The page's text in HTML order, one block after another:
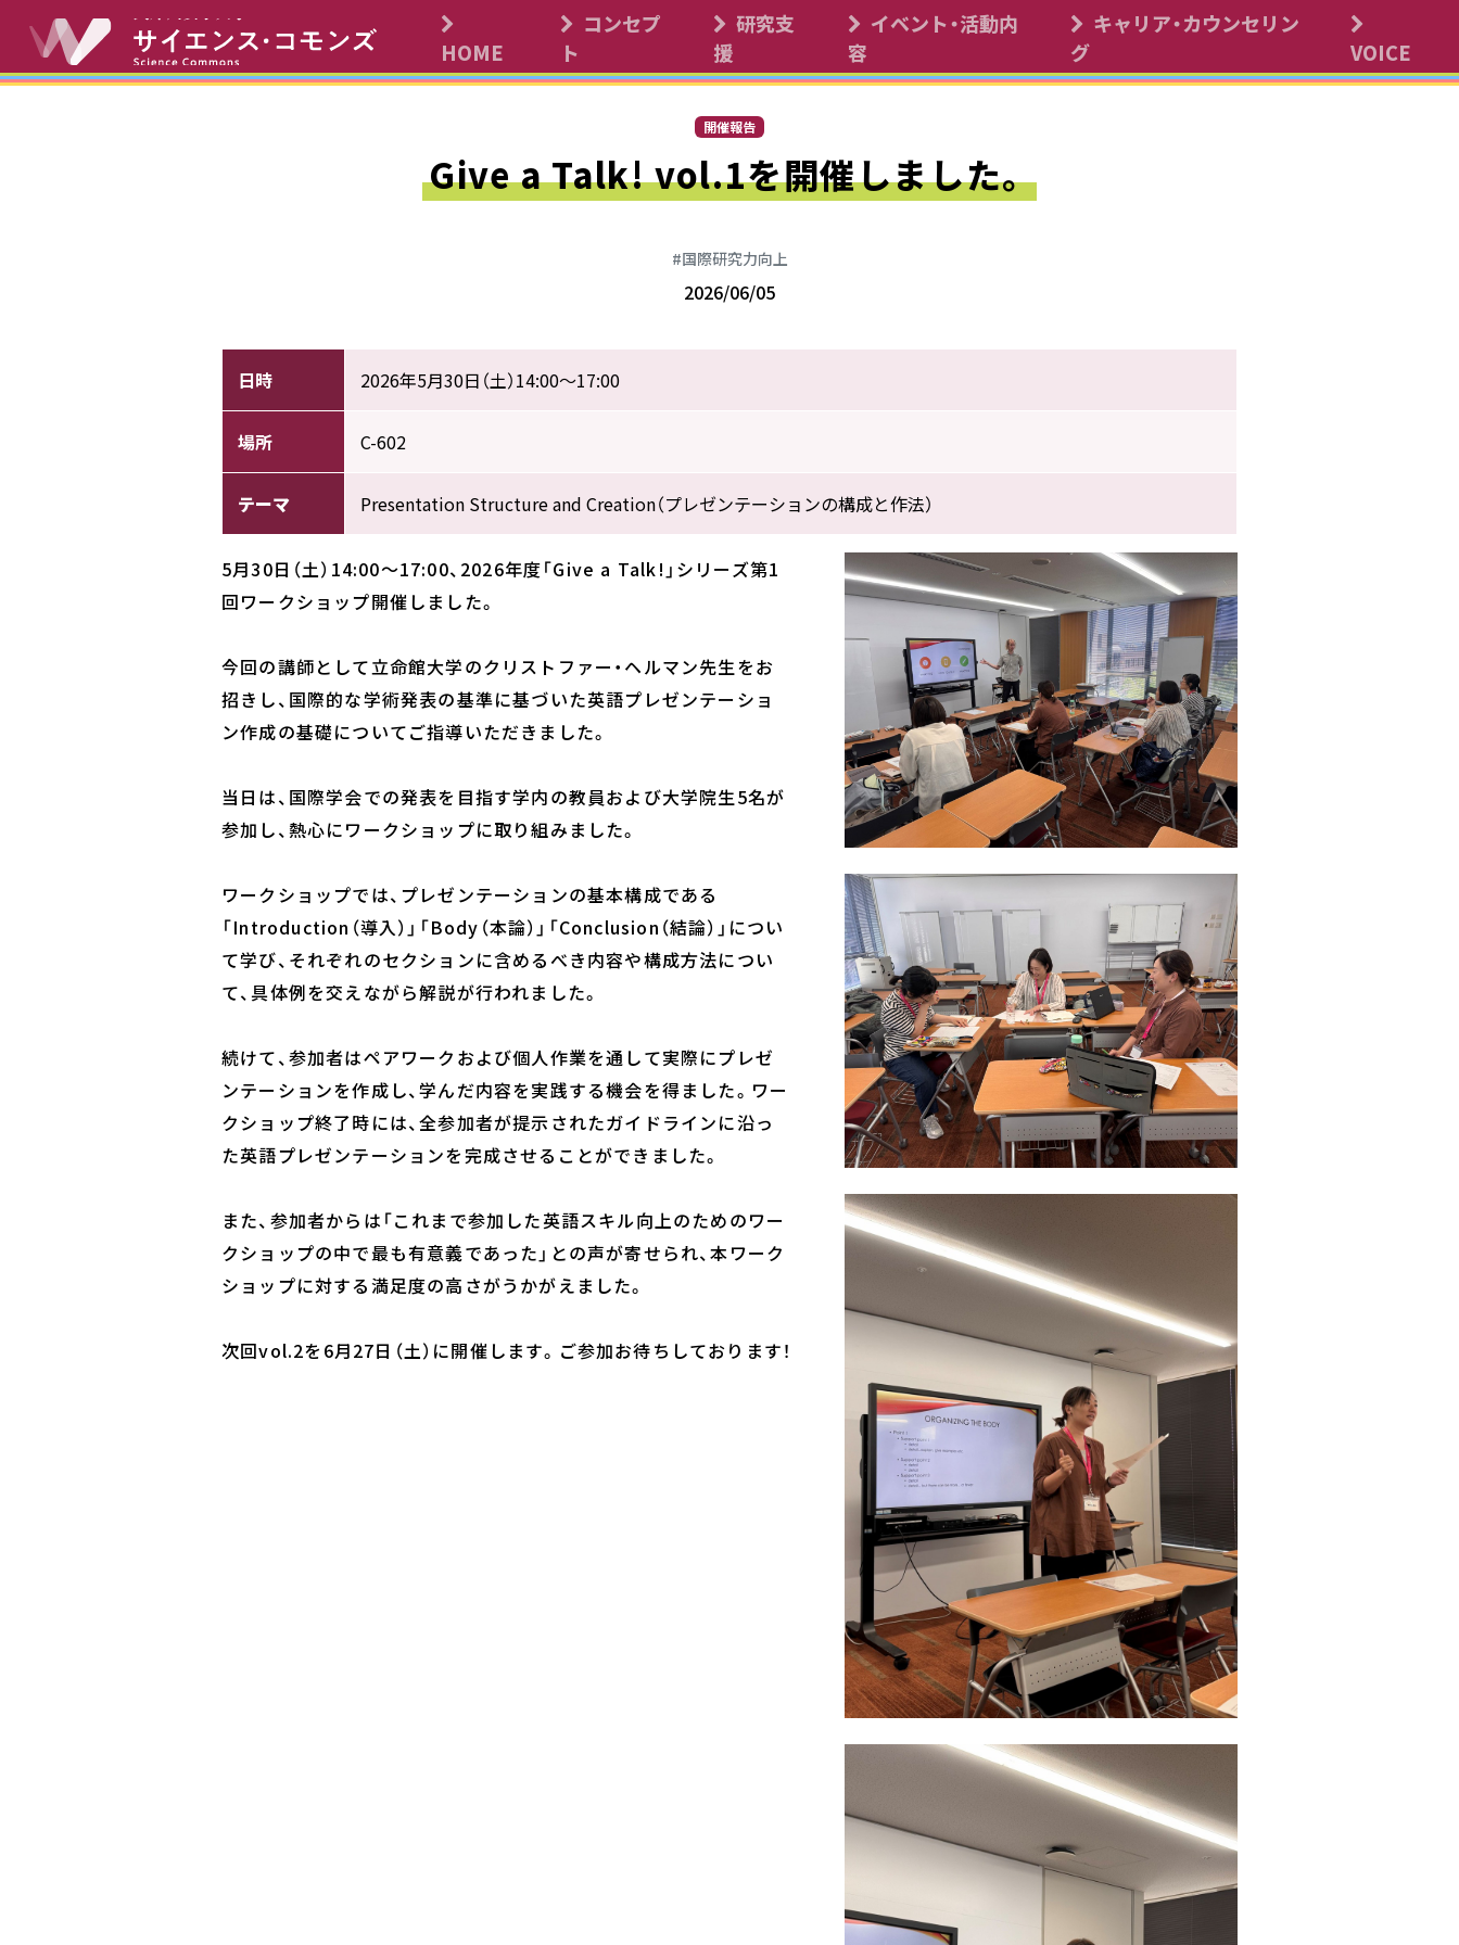
コンテンツへスキップ
メインナビゲーションへ
サイエンス・コモンズ Science Commons
HOME
コンセプ
ト
研究支
援
イベント・活動内
容
キャリア・カウンセリン
グ
VOICE
開催報告
Give a Talk! vol.1を開催しました。
#国際研究力向上
2026/06/05
日時 2026年5月30日（土）14:00～17:00
場所 C-602
テーマ Presentation Structure and Creation（プレゼンテーションの構成と作法）
5月30日（土）14:00～17:00、2026年度「Give a Talk!」シリーズ第1
回ワークショップ開催しました。
今回の講師として立命館大学のクリストファー・ヘルマン先生をお
招きし、国際的な学術発表の基準に基づいた英語プレゼンテーショ
ン作成の基礎についてご指導いただきました。
当日は、国際学会での発表を目指す学内の教員および大学院生5名が
参加し、熱心にワークショップに取り組みました。
ワークショップでは、プレゼンテーションの基本構成である
「Introduction（導入）」「Body（本論）」「Conclusion（結論）」につい
て学び、それぞれのセクションに含めるべき内容や構成方法につい
て、具体例を交えながら解説が行われました。
続けて、参加者はペアワークおよび個人作業を通して実際にプレゼ
ンテーションを作成し、学んだ内容を実践する機会を得ました。ワー
クショップ終了時には、全参加者が提示されたガイドラインに沿っ
た英語プレゼンテーションを完成させることができました。
また、参加者からは「これまで参加した英語スキル向上のためのワー
クショップの中で最も有意義であった」との声が寄せられ、本ワーク
ショップに対する満足度の高さがうかがえました。
次回vol.2を6月27日（土）に開催します。ご参加お待ちしております！